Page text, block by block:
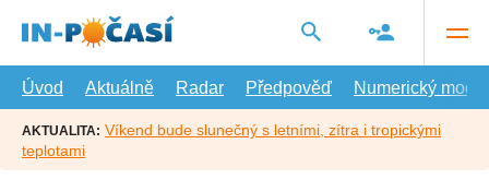
hlavní
Úvod
Aktuálně Radar Předpověď Numerický model
AKTUALITA: Víkend bude slunečný s letními, zítra i tropickými
teplotami